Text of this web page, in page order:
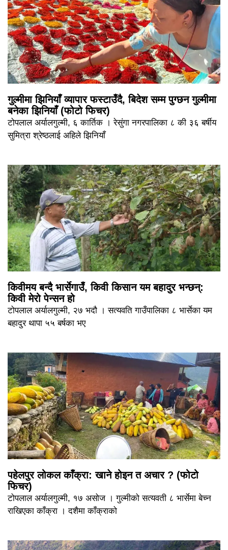
गुल्मीमा झिनियाँ व्यापार फस्टाउँदै, बिदेश सम्म पुग्छन गुल्मीमा
बनेका झिनियाँ (फोटो फिचर)
टोपलाल अर्यालगुल्मी, ६ कार्तिक । रेसुंगा नगरपालिका ८ की ३६ बर्षीय
सुमित्रा श्रेष्ठलाई अहिले झिनियाँ
किवीमय बन्दै भार्सेगाउँ, किवी किसान यम बहादुर भन्छन्:
किवी मेरो पेन्सन हो
टोपलाल अर्यालगुल्मी, २७ भदौ । सत्यवति गाउँपालिका ८ भार्सेका यम
बहादुर थापा ५५ बर्षका भए
पहेलपुर लोकल काँक्रा: खाने होइन त अचार ? (फोटो
फिचर)
टोपलाल अर्यालगुल्मी, १७ असोज । गुल्मीको सत्यवती ८ भार्सेमा बेच्न
राखिएका काँक्रा । दशैमा काँक्राको